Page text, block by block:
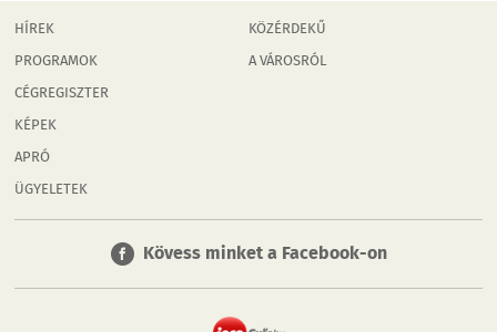
HÍREK
PROGRAMOK
CÉGREGISZTER
KÉPEK
APRÓ
ÜGYELETEK
KÖZÉRDEKŰ
A VÁROSRÓL
Kövess minket a Facebook-on